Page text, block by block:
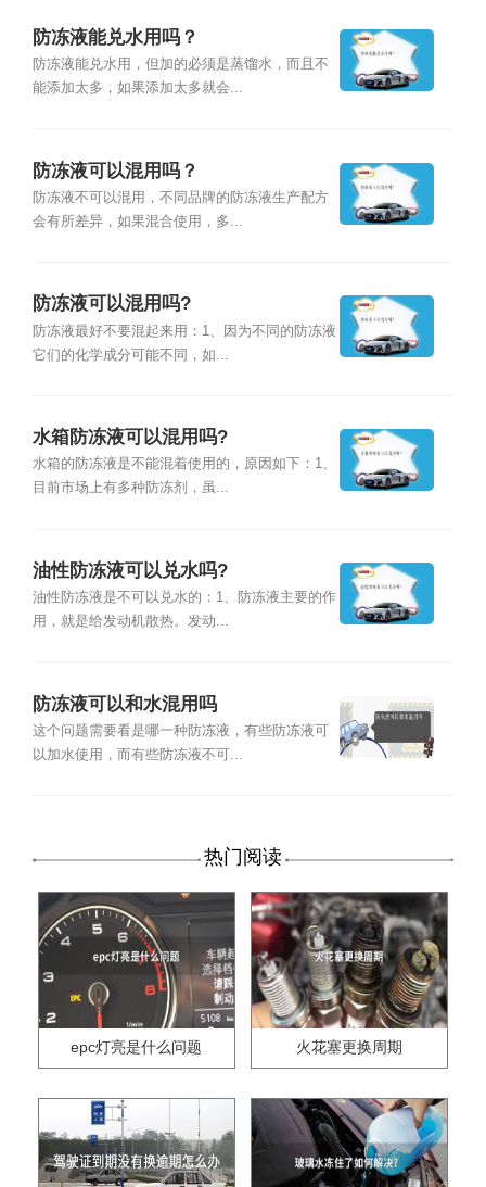
防冻液能兑水用吗？
防冻液能兑水用，但加的必须是蒸馏水，而且不
能添加太多，如果添加太多就会...
防冻液可以混用吗？
防冻液不可以混用，不同品牌的防冻液生产配方
会有所差异，如果混合使用，多...
防冻液可以混用吗?
防冻液最好不要混起来用：1、因为不同的防冻液
它们的化学成分可能不同，如...
水箱防冻液可以混用吗?
水箱的防冻液是不能混着使用的，原因如下：1、
目前市场上有多种防冻剂，虽...
油性防冻液可以兑水吗?
油性防冻液是不可以兑水的：1、防冻液主要的作
用，就是给发动机散热。发动...
防冻液可以和水混用吗
这个问题需要看是哪一种防冻液，有些防冻液可
以加水使用，而有些防冻液不可...
热门阅读
epc灯亮是什么问题 火花塞更换周期